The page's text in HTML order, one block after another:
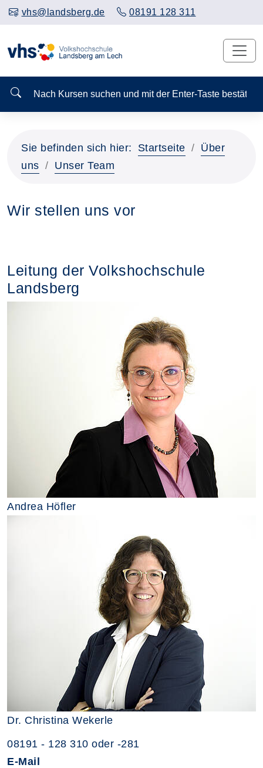
vhs@landsberg.de 08191 128 311
Nach Kursen suchen und mit der Enter-Taste
Sie befinden sich hier: Startseite
Über
uns
Unser Team
Wir stellen uns vor
Leitung der Volkshochschule
Landsberg
Andrea Höfler
Dr. Christina Wekerle
08191 - 128 310 oder -281
E-Mail